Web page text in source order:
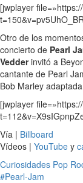
[jwplayer
Otro de los
concierto de Pearl
Vedderinvitó a
cantante de Pearl
Bob Marley
[jwplayer
Vía | Billboard
Vídeos | YouTube y
Curiosidades Pop
#Pearl-Jam